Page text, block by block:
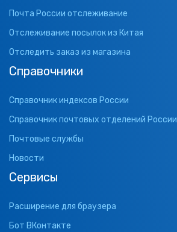
Почта России отслеживание
Отслеживание посылок из Китая
Отследить заказ из магазина
Справочники
Справочник индексов России
Справочник почтовых отделений России
Почтовые службы
Новости
Сервисы
Расширение для браузера
Бот ВКонтакте